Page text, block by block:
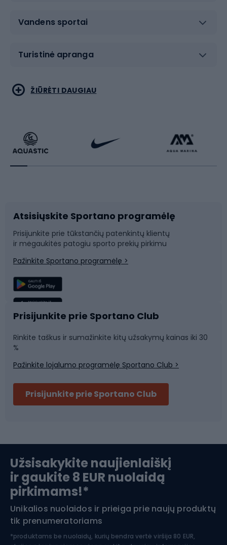
Vandens sportai
Turistinė apranga
Bėgimas
Dviratininkų apranga
Dviračių dalys
Laipiojimas
Žvejyba
Sportinė medicina
Koviniai sportai
Rakečių sportas
Rogutės ir čiuožynės
Snieglenčių sportas
Plaukimas
Komandinis sportas
Slidinėjimas
Apranga žiemos sportui
Šiaurietiškas ėjimas
ŽIŪRĖTI DAUGIAU
Atsisiųskite Sportano programėlę
Prisijunkite prie tūkstančių patenkintų klientų
ir mėgaukitės patogiu sporto prekių pirkimu
Pažinkite Sportano programėlę >
Prisijunkite prie Sportano Club
Rinkite taškus ir sumažinkite kitų užsakymų kainas iki 30
%
Pažinkite lojalumo programėlę Sportano Club >
Prisijunkite prie Sportano Club
Užsisakykite naujienlaiškį
ir gaukite 8 EUR nuolaidą
pirkimams!*
Unikalios nuolaidos ir prieiga prie naujų produktų
tik prenumeratoriams
*produktams be nuolaidų, kurių bendra vertė viršija 80 EUR,